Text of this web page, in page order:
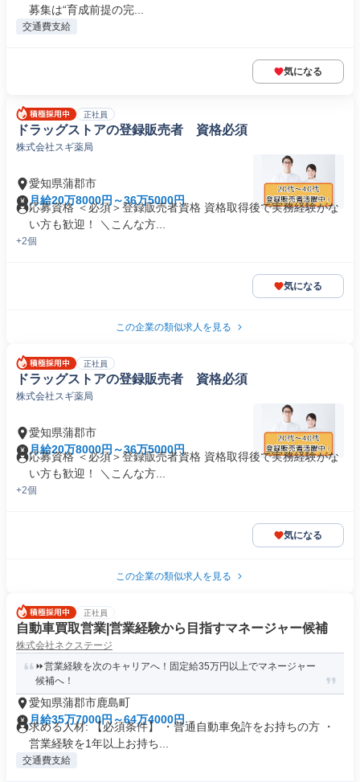
募集は“育成前提の完...
交通費支給
気になる
正社員
ドラッグストアの登録販売者 資格必須
株式会社スギ薬局
愛知県蒲郡市
月給20万8000円～36万5000円
応募資格 ＜必須＞登録販売者資格 資格取得後で実務経験がな
い方も歓迎！ ＼こんな方...
+2個
気になる
この企業の類似求人を見る
正社員
ドラッグストアの登録販売者 資格必須
株式会社スギ薬局
愛知県蒲郡市
月給20万8000円～36万5000円
応募資格 ＜必須＞登録販売者資格 資格取得後で実務経験がな
い方も歓迎！ ＼こんな方...
+2個
気になる
この企業の類似求人を見る
正社員
自動車買取営業|営業経験から目指すマネージャー候補
株式会社ネクステージ
⏩️営業経験を次のキャリアへ！固定給35万円以上でマネージャー
候補へ！
愛知県蒲郡市鹿島町
月給35万7000円～64万4000円
求める人材: 【必須条件】 ・普通自動車免許をお持ちの方 ・
営業経験を1年以上お持ち...
交通費支給